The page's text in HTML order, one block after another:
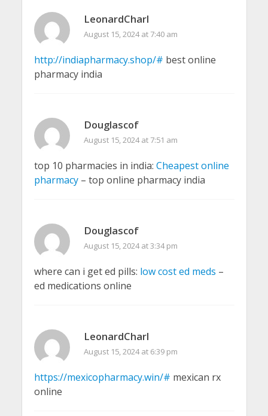
LeonardCharl
August 15, 2024 at 7:40 am
http://indiapharmacy.shop/# best online
pharmacy india
Douglascof
August 15, 2024 at 7:51 am
top 10 pharmacies in india: Cheapest online
pharmacy– top online pharmacy india
Douglascof
August 15, 2024 at 3:34 pm
where can i get ed pills: low cost ed meds –
ed medications online
LeonardCharl
August 15, 2024 at 6:39 pm
https://mexicopharmacy.win/# mexican rx
online